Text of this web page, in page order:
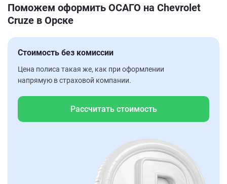
Поможем оформить ОСАГО на Chevrolet
Cruze в Орске
Стоимость без комиссии
Цена полиса такая же, как при оформлении
напрямую в страховой компании.
Рассчитать стоимость